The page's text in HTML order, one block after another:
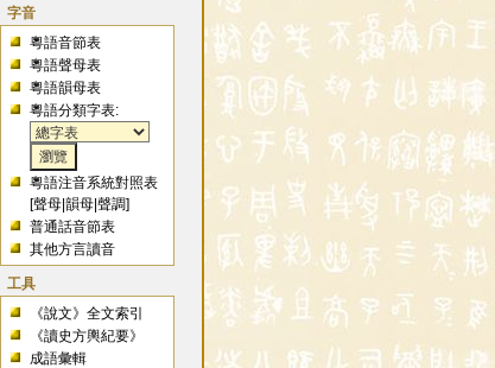
字音
粵語音節表
粵語聲母表
粵語韻母表
粵語分類字表:
粵語注音系統對照表
[聲母 |韻母 |聲調]
普通話音節表
其他方言讀音
工具
《說文》全文索引
《讀史方輿紀要》
成語彙輯